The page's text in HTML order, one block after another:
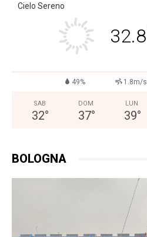
Cielo Sereno
32.8
49% 1.8m/s
SAB
32°
DOM
37°
LUN
39°
BOLOGNA